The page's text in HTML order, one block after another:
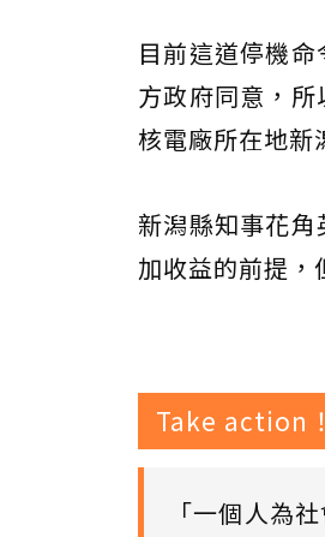
目前這道停機
方政府同意，
核電廠所在地新
新潟縣知事花
加收益的前提，
Take action
「一個人為